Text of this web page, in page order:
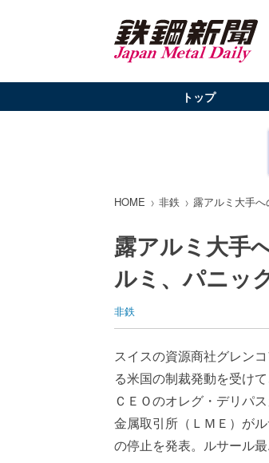
トップ
HOME 非鉄 露アルミ大手
露アルミ大手
ルミ、パニッ
非鉄
スイスの資源商社グレン
る米国の制裁発動を受け
ＣＥＯのオレグ・デリパ
金属取引所（ＬＭＥ）が
の停止を発表。ルサール最